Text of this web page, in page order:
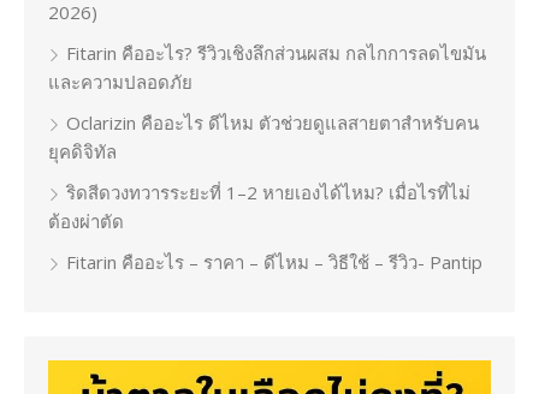
2026)
Fitarin คืออะไร? รีวิวเชิงลึกส่วนผสม กลไกการลดไขมัน
และความปลอดภัย
Oclarizin คืออะไร ดีไหม ตัวช่วยดูแลสายตาสำหรับคน
ยุคดิจิทัล
ริดสีดวงทวารระยะที่ 1–2 หายเองได้ไหม? เมื่อไรที่ไม่
ต้องผ่าตัด
Fitarin คืออะไร – ราคา – ดีไหม – วิธีใช้ – รีวิว- Pantip